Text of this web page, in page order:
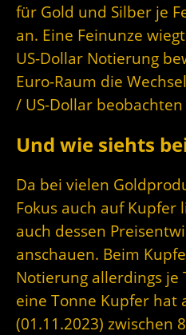
für Gold und Silber je
an. Eine Feinunze
US-Dollar Notierung
Euro-Raum die
/ US-Dollar
Und wie siehts
Da bei vielen
Fokus auch auf Kupfer
auch dessen
anschauen. Beim
Notierung allerdings je
eine Tonne Kupfer hat
(01.11.2023) zwischen